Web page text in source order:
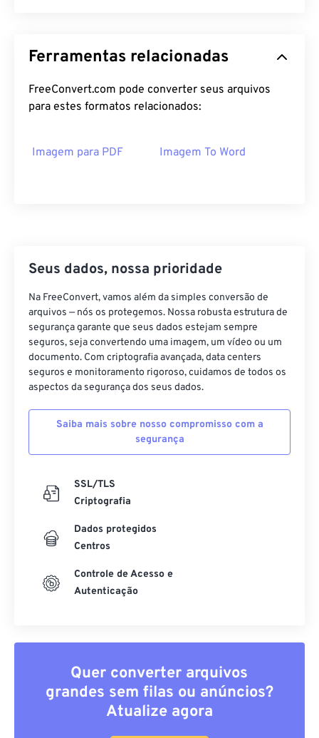
Ferramentas relacionadas
FreeConvert.com pode converter seus arquivos
para estes formatos relacionados:
Imagem para PDF Imagem To Word
Seus dados, nossa prioridade
Na FreeConvert, vamos além da simples conversão de
arquivos — nós os protegemos. Nossa robusta estrutura de
segurança garante que seus dados estejam sempre
seguros, seja convertendo uma imagem, um vídeo ou um
documento. Com criptografia avançada, data centers
seguros e monitoramento rigoroso, cuidamos de todos os
aspectos da segurança dos seus dados.
Saiba mais sobre nosso compromisso com a
segurança
SSL/TLS
Criptografia
Dados protegidos
Centros
Controle de Acesso e
Autenticação
Quer converter arquivos
grandes sem filas ou anúncios?
Atualize agora